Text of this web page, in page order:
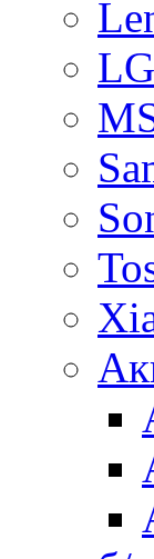
LG